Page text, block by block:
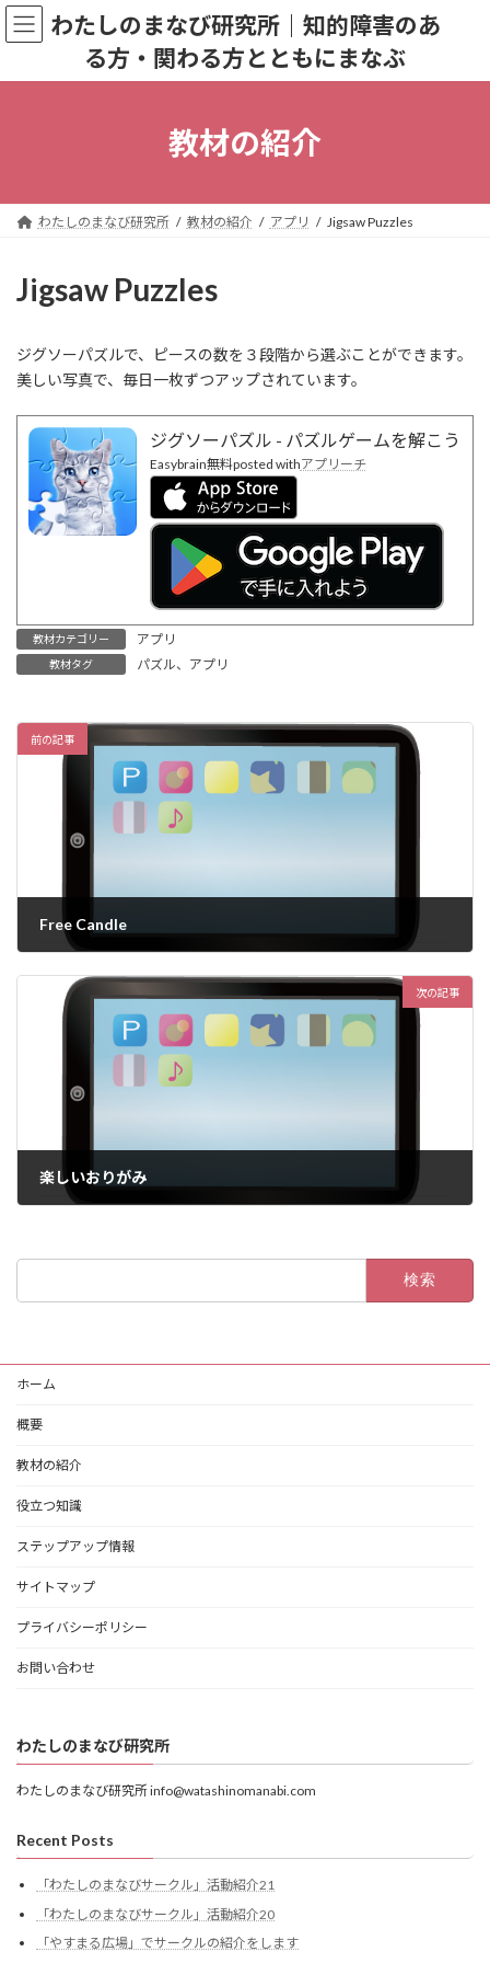
コ
ン
プ
ナ
ビ
動
わたしのまなび研究所｜知的障害のあ
る方・関わる方とともにまなぶ
教材の紹介
わたしのまなび研究所 教材の紹介 アプリ Jigsaw Puzzles
Jigsaw Puzzles
ジグソーパズルで、ピースの数を３段階から選ぶことができます。
美しい写真で、毎日一枚ずつアップされています。
ジグソーパズル - パズルゲームを解こう
Easybrain無料posted withアプリーチ
教材カテゴリー アプリ
教材タグ パズル、アプリ
前の記事
Free Candle
次の記事
楽しいおりがみ
ホーム
概要
教材の紹介
役立つ知識
ステップアップ情報
サイトマップ
プライバシーポリシー
お問い合わせ
わたしのまなび研究所
わたしのまなび研究所 info@watashinomanabi.com
Recent Posts
「わたしのまなびサークル」活動紹介21
「わたしのまなびサークル」活動紹介20
「やすまる広場」でサークルの紹介をします